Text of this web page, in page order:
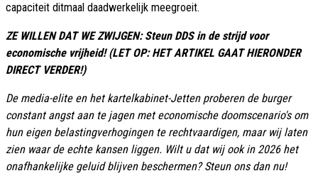
capaciteit ditmaal daadwerkelijk meegroeit.
ZE WILLEN DAT WE ZWIJGEN: Steun DDS in de strijd voor
economische vrijheid! (LET OP: HET ARTIKEL GAAT HIERONDER
DIRECT VERDER!)
De media-elite en het kartelkabinet-Jetten proberen de burger
constant angst aan te jagen met economische doomscenario's om
hun eigen belastingverhogingen te rechtvaardigen, maar wij laten
zien waar de echte kansen liggen. Wilt u dat wij ook in 2026 het
onafhankelijke geluid blijven beschermen? Steun ons dan nu!